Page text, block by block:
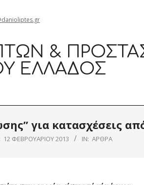
&
ΕΛΛΆΔΟΣ
για κατασχέσεις
12 ΦΕΒΡΟΥΑΡΊΟΥ 2013 IN: ΆΡΘΡΑ